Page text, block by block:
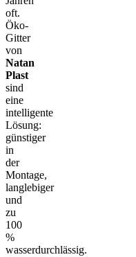
oft.
Öko-
Gitter
von
Natan
Plast
sind
eine
intelligente
Lösung:
günstiger
in
der
Montage,
langlebiger
und
zu
100
%
wasserdurchlässig.